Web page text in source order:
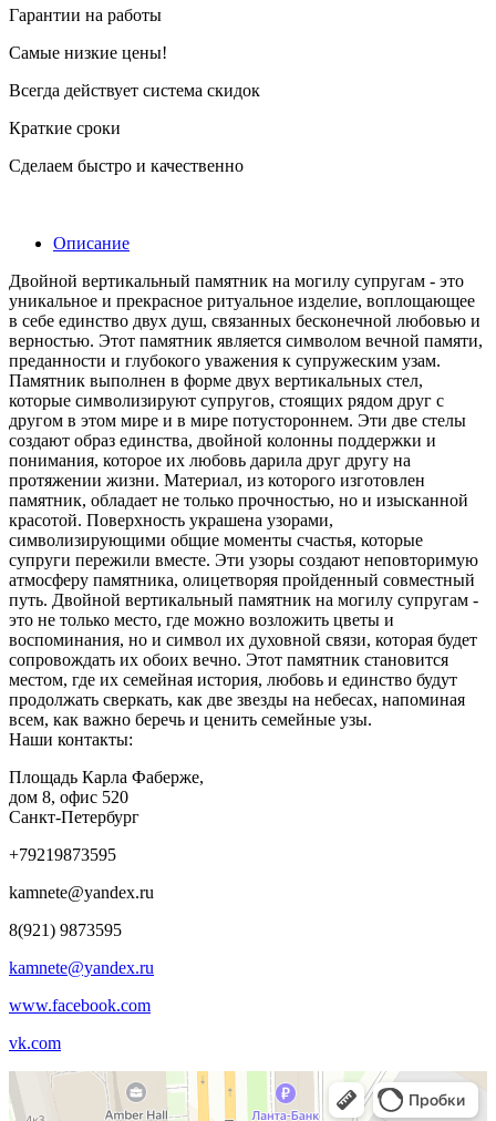
Гарантии на работы
Самые низкие цены!
Всегда действует система скидок
Краткие сроки
Сделаем быстро и качественно
Описание
Двойной вертикальный памятник на могилу супругам - это
уникальное и прекрасное ритуальное изделие, воплощающее
в себе единство двух душ, связанных бесконечной любовью и
верностью. Этот памятник является символом вечной памяти,
преданности и глубокого уважения к супружеским узам.
Памятник выполнен в форме двух вертикальных стел,
которые символизируют супругов, стоящих рядом друг с
другом в этом мире и в мире потустороннем. Эти две стелы
создают образ единства, двойной колонны поддержки и
понимания, которое их любовь дарила друг другу на
протяжении жизни. Материал, из которого изготовлен
памятник, обладает не только прочностью, но и изысканной
красотой. Поверхность украшена узорами,
символизирующими общие моменты счастья, которые
супруги пережили вместе. Эти узоры создают неповторимую
атмосферу памятника, олицетворяя пройденный совместный
путь. Двойной вертикальный памятник на могилу супругам -
это не только место, где можно возложить цветы и
воспоминания, но и символ их духовной связи, которая будет
сопровождать их обоих вечно. Этот памятник становится
местом, где их семейная история, любовь и единство будут
продолжать сверкать, как две звезды на небесах, напоминая
всем, как важно беречь и ценить семейные узы.
Наши контакты:
Площадь Карла Фаберже,
дом 8, офис 520
Санкт-Петербург
+79219873595
kamnete@yandex.ru
8(921) 9873595
kamnete@yandex.ru
www.facebook.com
vk.com